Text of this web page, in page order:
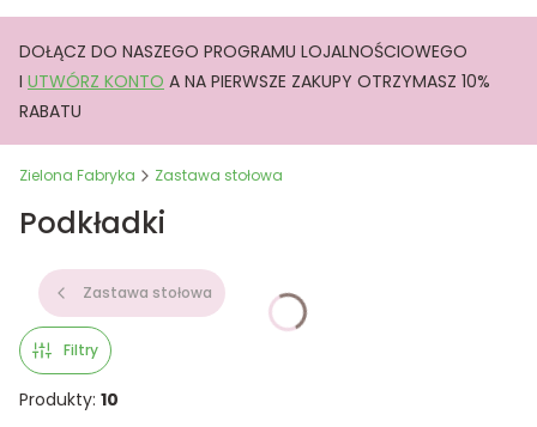
DOŁĄCZ DO NASZEGO PROGRAMU LOJALNOŚCIOWEGO
I UTWÓRZ KONTO A NA PIERWSZE ZAKUPY OTRZYMASZ 10%
RABATU
Zielona Fabryka Zastawa stołowa
Podkładki
Zastawa stołowa
Filtry
Produkty: 10